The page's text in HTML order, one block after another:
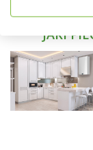
JAKI